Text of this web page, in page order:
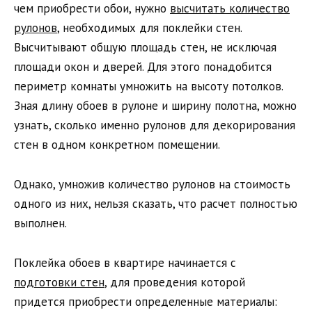
чем приобрести обои, нужно высчитать количество
рулонов, необходимых для поклейки стен.
Высчитывают общую площадь стен, не исключая
площади окон и дверей. Для этого понадобится
периметр комнаты умножить на высоту потолков.
Зная длину обоев в рулоне и ширину полотна, можно
узнать, сколько именно рулонов для декорирования
стен в одном конкретном помещении.
Однако, умножив количество рулонов на стоимость
одного из них, нельзя сказать, что расчет полностью
выполнен.
Поклейка обоев в квартире начинается с
подготовки стен, для проведения которой
придется приобрести определенные материалы: